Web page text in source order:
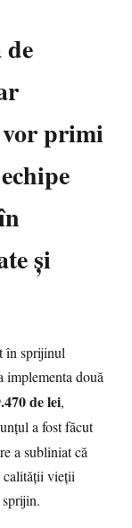
primi
și
în sprijinul
implementa două
de lei,
a fost făcut
a subliniat că
calității vieții